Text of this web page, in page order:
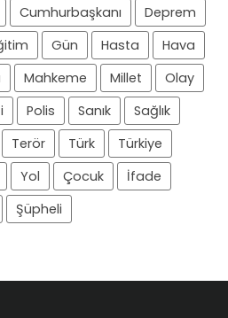
Cumhurbaşkanı
Deprem
Gün Hasta
Hava
Mahkeme Millet
Olay
Polis Sanık
Sağlık
Terör Türk
Türkiye
Yol Çocuk
İfade
Şüpheli